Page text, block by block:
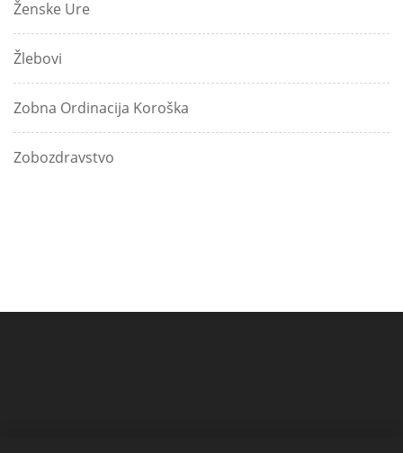
Ženske Ure
Žlebovi
Zobna Ordinacija Koroška
Zobozdravstvo